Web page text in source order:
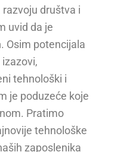
društva i
uvid da je
Osim potencijala
tehnološki i
je poduzeće koje
Pratimo
tehnološke
zaposlenika